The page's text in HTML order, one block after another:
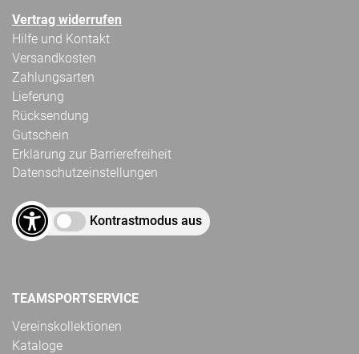
Vertrag widerrufen
Hilfe und Kontakt
Versandkosten
Zahlungsarten
Lieferung
Rücksendung
Gutschein
Erklärung zur Barrierefreiheit
Datenschutzeinstellungen
Kontrastmodus aus
TEAMSPORTSERVICE
Vereinskollektionen
Kataloge